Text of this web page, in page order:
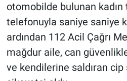
otomobilde bulunan kadın
telefonuyla saniye saniye
ardından 112 Acil Çağrı
mağdur aile, can
ve kendilerine saldıran